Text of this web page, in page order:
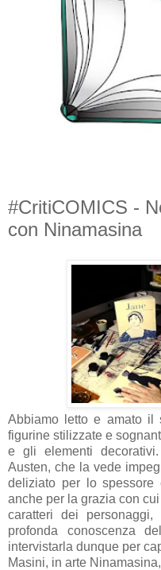
#CritiCOMICS -
con Ninamasina
Abbiamo letto e amato
figurine stilizzate e
e gli elementi
Austen, che la vede
deliziato per lo spessore
anche per la grazia con
caratteri dei
profonda conoscenza
intervistarla dunque per
Masini, in arte